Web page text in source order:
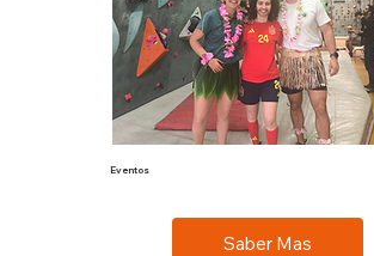
Eventos
Saber Mas